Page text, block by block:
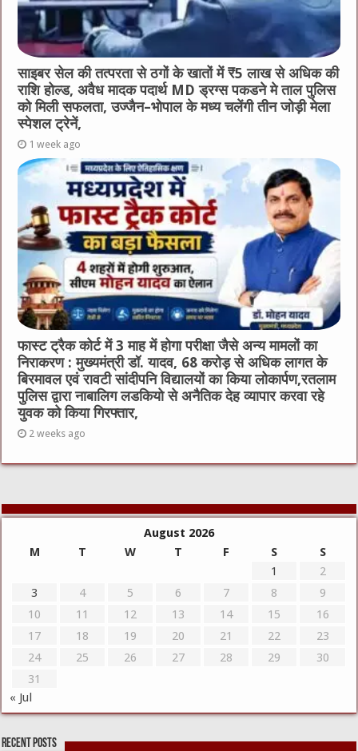
साइबर सेल की तत्परता से ठगों के खातों में ₹5 लाख से अधिक की
राशि होल्ड, अवैध मादक पदार्थ MD ड्रग्स पकडने मे ताल पुलिस
को मिली सफलता, उज्जैन–भोपाल के मध्य चलेंगी तीन जोड़ी मेला
स्पेशल ट्रेनें,
1 week ago
फास्ट ट्रैक कोर्ट में 3 माह में होगा परीक्षा जैसे अन्य मामलों का
निराकरण : मुख्यमंत्री डॉ. यादव, 68 करोड़ से अधिक लागत के
बिरमावल एवं रावटी सांदीपनि विद्यालयों का किया लोकार्पण,रतलाम
पुलिस द्वारा नाबालिग लडकियो से अनैतिक देह व्यापार करवा रहे
युवक को किया गिरफ्तार,
2 weeks ago
August 2026
M
T W T F S
S
1
2
3
4 5 6 7 8
9
10
11 12 13 14 15
16
17
18 19 20 21 22
23
24
25 26 27 28 29
30
31
« Jul
Recent Posts